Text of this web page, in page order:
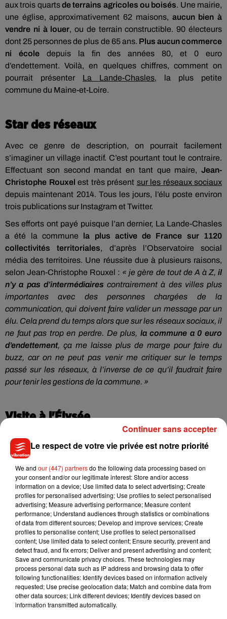
aux trois quartsde terrains agricoles ou boisés. Une mairie,
une église, approximativement 62 maisons, aucun bien à
vendre ni à louer, ou de terrain constructible. 90 électeurs
dont 25 personnes de plus de 65 ans. Plus aucun commerce
ni école depuis la fin des années 80, et 0 euro
d’endettement. Voilà, en quelques chiffres, comment on
pourrait présenter La Lande-Chasles, la plus petite
commune du Maine-et-Loire.
Star des réseaux
Avec ce genre de description, on pourrait facilement
s’imaginer un village inactif. C’est pourtant tout le contraire.
Effectuant son second mandat en tant que maire, Jean-
Christophe Rouxel est très présent sur les réseaux sociaux
depuis maintenant 2014. Tous les jours, l’élu poste environ
trois publications sur Instagram et Twitter.
Ses efforts ont payé puisque l’an dernier, La Lande-Chasles
a été la commune la plus active de France sur 1120
collectivités territoriales, d’après l’Observatoire social
média des territoires. Une réussite due à plusieurs raisons,
selon Jean-Christophe Rouxel : « je gère de tout de A à Z,il
n’y a pas d’intermédiaires contrairement à des villes plus
importantes avec des personnes chargées de la
communication, qui doivent faire valider un message par un
élu. Cela prend du temps alors que sur les réseaux sociaux, il
ne faut pas trop en perdre. De plus, la commune a 0 euro
d’endettement, ça me laisse plus de marge pour faire du
buzz, car on ne peut pas venir me critiquer sur le temps
passé sur les réseaux, à l’inverse de ce qu’il faudrait faire
pour tenir les gestions de la commune. »
Visite à l'Élysée
Et le maire ne s’est pas arrêté là. En parallèle, l’élu est aussi
conducteur de car, et en novembre dernier, il a réussi à
adressé une lettre à Emmanuel Macron, expliquant que
tous les habitants qui pouvaient se déplacer sont allés voter
à la dernière élection présidentielle :« on a reçu une réponse
positive en juin, puis le 2 novembre, on a pu faire des visites
en deux groupes de 30. J’ai conduit le car, et en plaisantant,
j’ai dit qu’il ne fallait pas qu’il nous arrive quelque chose car
la moitié des habitants étaient dedans (rires) ».
Le maire de La Lande Chasles ne compte pas s’arrêter en si
bon cheminet a encore de nombreux projets pour 2023
Mais il préfère pour l’instant garder secret ce qu’il a en tête. À
nous de le suivre sur les réseaux sociaux…
Le respect de votre vie privée est notre priorité
We and our (447) partnersdo the following data processing based on
your consent and/or our legitimate interest: Store and/or access
information on a device; Use limited data to select advertising; Create
profiles for personalised advertising; Use profiles to select personalised
advertising; Measure advertising performance; Measure content
performance; Understand audiences through statistics or combinations
of data from different sources; Develop and improve services; Create
profiles to personalise content; Use profiles to select personalised
content; Use limited data to select content; Ensure security, prevent and
detect fraud, and fix errors; Deliver and present advertising and content;
Save and communicate privacy choices. These technologies may
process personal data such as IP address and browsing data to offer
following functionalities: Identify devices based on information actively
requested; Use precise geolocation data; Match and combine data from
other data sources; Link different devices; Identify devices based on
information transmitted automatically.
Continuer sans accepter